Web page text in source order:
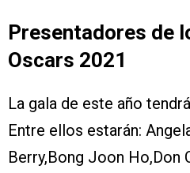
Presentadores de
Oscars 2021
La gala de este año
Entre ellos estarán:
Berry,Bong Joon Ho,Don